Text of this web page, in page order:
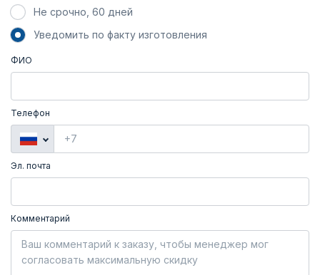
Не срочно, 60 дней
Уведомить по факту изготовления
ФИО
Телефон
Эл. почта
Комментарий